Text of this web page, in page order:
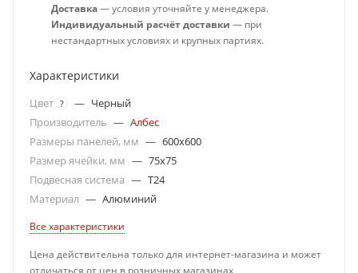
Доставка— условия уточняйте у менеджера.
Индивидуальный расчёт доставки — при
нестандартных условиях и крупных партиях.
Характеристики
Цвет ? — Черный
Производитель — Албес
Размеры панелей, мм — 600x600
Размер ячейки, мм — 75x75
Подвесная система — T24
Материал — Алюминий
Все характеристики
Цена действительна только для интернет-магазина и может
отличаться от цен в розничных магазинах